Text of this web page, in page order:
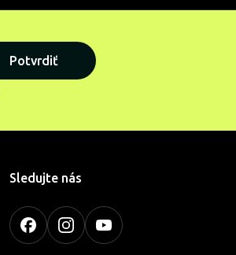
Potvrdiť
Sledujte nás